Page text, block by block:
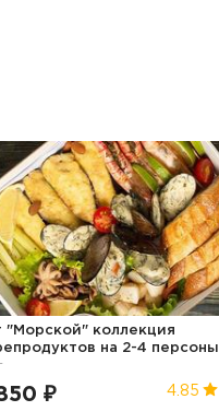
"Морской" коллекция
на 2-4 персоны
₽ 4.85